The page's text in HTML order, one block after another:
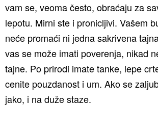
vam se, veoma često, obraćaju za
lepotu. Mirni ste i pronicljivi. Vašem
neće promaći ni jedna sakrivena
vas se može imati poverenja, nikad
tajne. Po prirodi imate tanke, lepe
cenite pouzdanost i um. Ako se
jako, i na duže staze.